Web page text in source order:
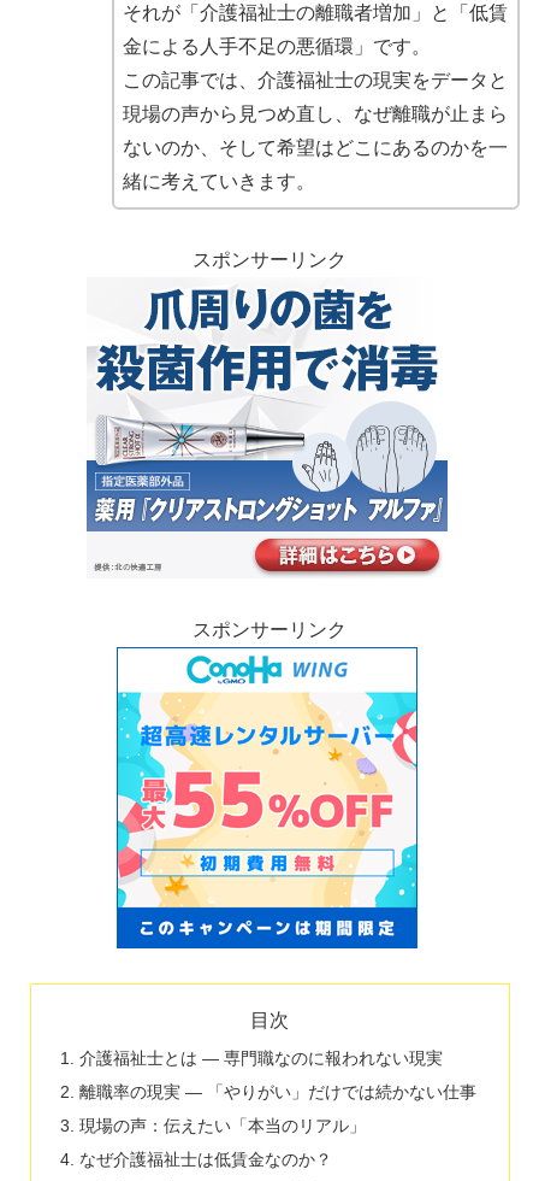
それが「介護福祉士の離職者増加」と「低賃
金による人手不足の悪循環」です。
この記事では、介護福祉士の現実をデータと
現場の声から見つめ直し、なぜ離職が止まら
ないのか、そして希望はどこにあるのかを一
緒に考えていきます。
スポンサーリンク
スポンサーリンク
目次
介護福祉士とは ― 専門職なのに報われない現実
離職率の現実 ― 「やりがい」だけでは続かない仕事
現場の声：伝えたい「本当のリアル」
なぜ介護福祉士は低賃金なのか？